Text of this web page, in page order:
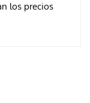
los precios